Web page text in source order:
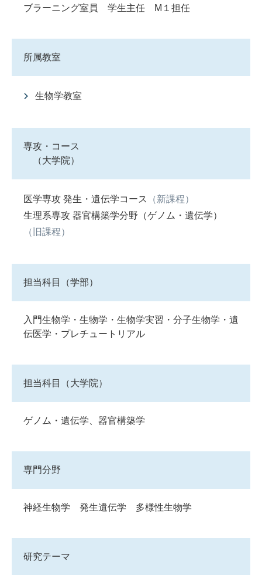
ブラーニング室員 学生主任 M１担任
所属教室
生物学教室
専攻・コース
（大学院）
医学専攻 発生・遺伝学コース
（新課程）
生理系専攻 器官構築学分野（ゲノム・遺伝学）
（旧課程）
担当科目（学部）
入門生物学・生物学・生物学実習・分子生物学・遺
伝医学・プレチュートリアル
担当科目（大学院）
ゲノム・遺伝学、器官構築学
専門分野
神経生物学 発生遺伝学 多様性生物学
研究テーマ